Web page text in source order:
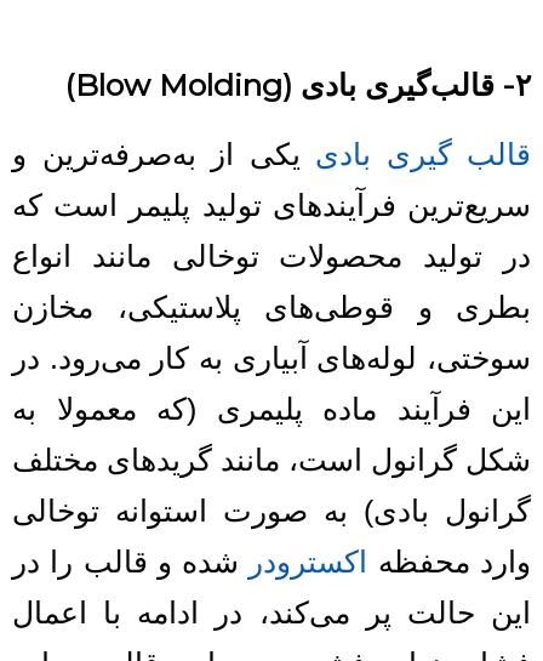
۲- قالب‌گیری بادی (Blow Molding)
قالب گیری بادی یکی از به‌صرفه‌ترین و
سریع‌ترین فرآیندهای تولید پلیمر است که
در تولید محصولات توخالی مانند انواع
بطری و قوطی‌های پلاستیکی، مخازن
سوختی، لوله‌های آبیاری به کار می‌رود. در
این فرآیند ماده پلیمری (که معمولا به
شکل گرانول است، مانند گریدهای مختلف
گرانول بادی) به صورت استوانه توخالی
وارد محفظه اکسترودر
شده و قالب را در
این حالت پر می‌کند، در ادامه با اعمال